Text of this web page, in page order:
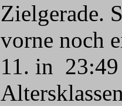
Zielgerade.
vorne noch
11. in 23:49